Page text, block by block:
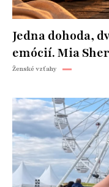
Jedna dohoda,
emócií. Mia
Ženské vzťahy